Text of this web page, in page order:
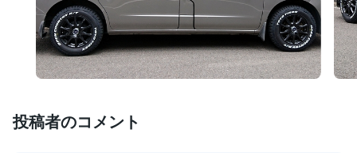
投稿者のコメント